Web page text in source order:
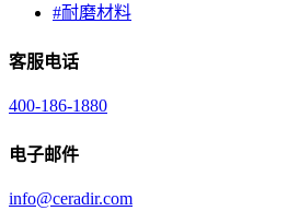
#耐磨材料
客服电话
400-186-1880
电子邮件
info@ceradir.com